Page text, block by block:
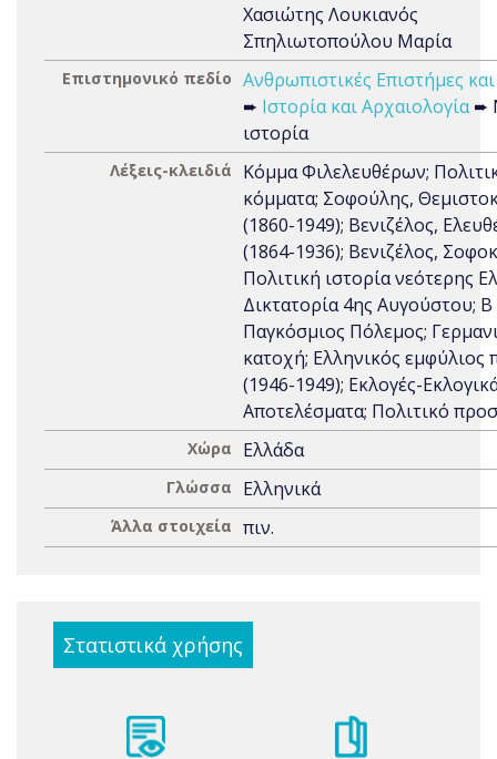
Χασιώτης Λουκιανός
Σπηλιωτοπούλου Μαρία
Επιστημονικό πεδίο Ανθρωπιστικές Επιστήμες
➨ Ιστορία και Αρχαιολογία➨
ιστορία
Λέξεις-κλειδιά
Κόμμα Φιλελευθέρων;
κόμματα; Σοφούλης,
(1860-1949); Βενιζέλος,
(1864-1936); Βενιζέλος,
Πολιτική ιστορία νεότερης
Δικτατορία 4ης Αυγούστου; Β΄
Παγκόσμιος Πόλεμος;
κατοχή; Ελληνικός εμφύλιος
(1946-1949); Εκλογές-
Αποτελέσματα; Πολιτικό
Χώρα Ελλάδα
Γλώσσα Ελληνικά
Άλλα στοιχεία πιν.
Στατιστικά χρήσης